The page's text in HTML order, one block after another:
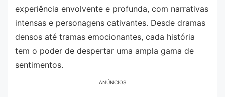
experiência envolvente e profunda, com narrativas
intensas e personagens cativantes. Desde dramas
densos até tramas emocionantes, cada história
tem o poder de despertar uma ampla gama de
sentimentos.
ANÚNCIOS